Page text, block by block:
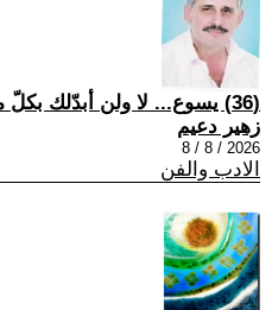
(36) يسوع... لا ولن أبدّلك بكلّ مجد الدنيا
زهير دعيم
2026 / 8 / 8
الادب والفن